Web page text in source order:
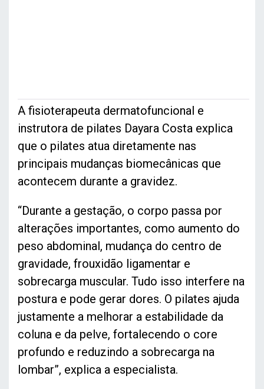
A fisioterapeuta dermatofuncional e
instrutora de pilates Dayara Costa explica
que o pilates atua diretamente nas
principais mudanças biomecânicas que
acontecem durante a gravidez.
“Durante a gestação, o corpo passa por
alterações importantes, como aumento do
peso abdominal, mudança do centro de
gravidade, frouxidão ligamentar e
sobrecarga muscular. Tudo isso interfere na
postura e pode gerar dores. O pilates ajuda
justamente a melhorar a estabilidade da
coluna e da pelve, fortalecendo o core
profundo e reduzindo a sobrecarga na
lombar”, explica a especialista.